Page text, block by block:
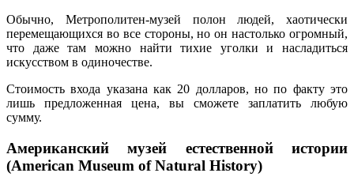
Обычно, Метрополитен-музей полон людей, хаотически
перемещающихся во все стороны, но он настолько огромный,
что даже там можно найти тихие уголки и насладиться
искусством в одиночестве.
Стоимость входа указана как 20 долларов, но по факту это
лишь предложенная цена, вы сможете заплатить любую
сумму.
Американский музей естественной истории
(American Museum of Natural History)